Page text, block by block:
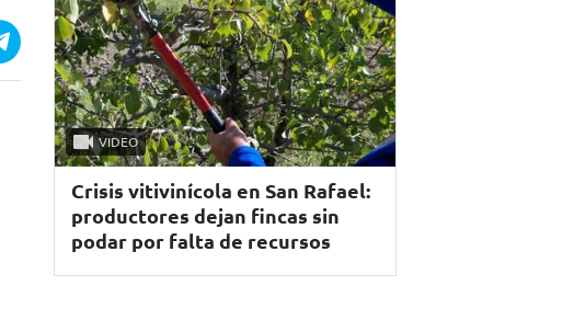
VIDEO
Crisis vitivinícola en San Rafael:
productores dejan fincas sin
podar por falta de recursos